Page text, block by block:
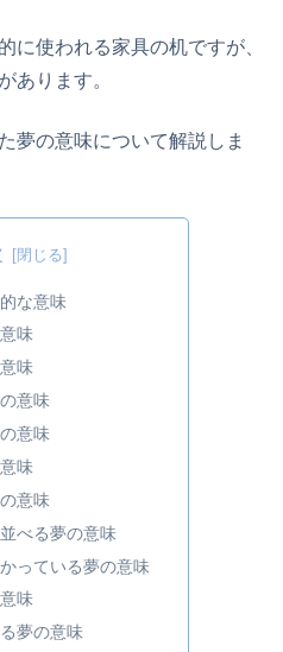
に使われる家具の机ですが、
あります。
夢の意味について解説しま
な意味
味
味
意味
意味
味
意味
べる夢の意味
っている夢の意味
味
夢の意味